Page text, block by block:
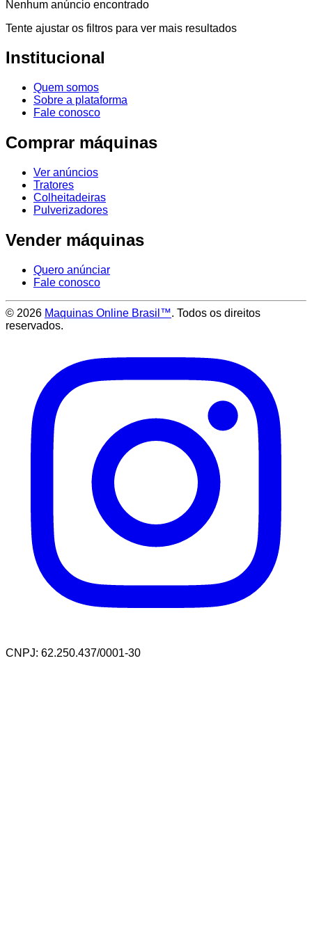
Nenhum anúncio encontrado
Tente ajustar os filtros para ver mais resultados
Institucional
Quem somos
Sobre a plataforma
Fale conosco
Comprar máquinas
Ver anúncios
Tratores
Colheitadeiras
Pulverizadores
Vender máquinas
Quero anúnciar
Fale conosco
© 2026 Maquinas Online Brasil™. Todos os direitos
reservados.
CNPJ: 62.250.437/0001-30